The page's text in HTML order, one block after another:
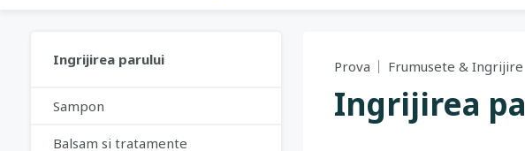
Ingrijirea parului
Sampon
Balsam si tratamente
Prova Frumusete & Ingrijire
Ingrijirea